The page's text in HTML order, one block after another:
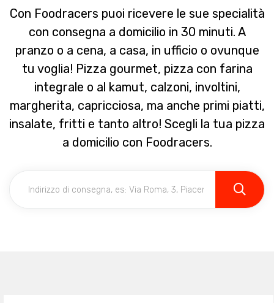
Con Foodracers puoi ricevere le sue specialità
con consegna a domicilio in 30 minuti. A
pranzo o a cena, a casa, in ufficio o ovunque
tu voglia! Pizza gourmet, pizza con farina
integrale o al kamut, calzoni, involtini,
margherita, capricciosa, ma anche primi piatti,
insalate, fritti e tanto altro! Scegli la tua pizza
a domicilio con Foodracers.